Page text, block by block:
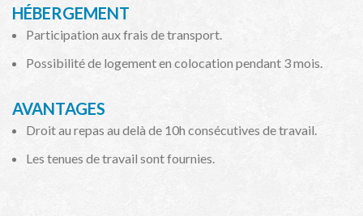
HÉBERGEMENT
Participation aux frais de transport.
Possibilité de logement en colocation pendant 3 mois.
AVANTAGES
Droit au repas au delà de 10h consécutives de travail.
Les tenues de travail sont fournies.